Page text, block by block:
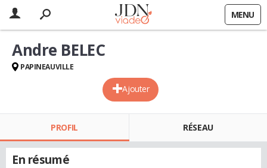
MENU
Ajouter
Andre BELEC
PAPINEAUVILLE
PROFIL RÉSEAU
En résumé